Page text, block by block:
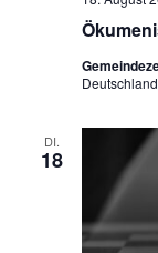
Deutschland
DI.
18